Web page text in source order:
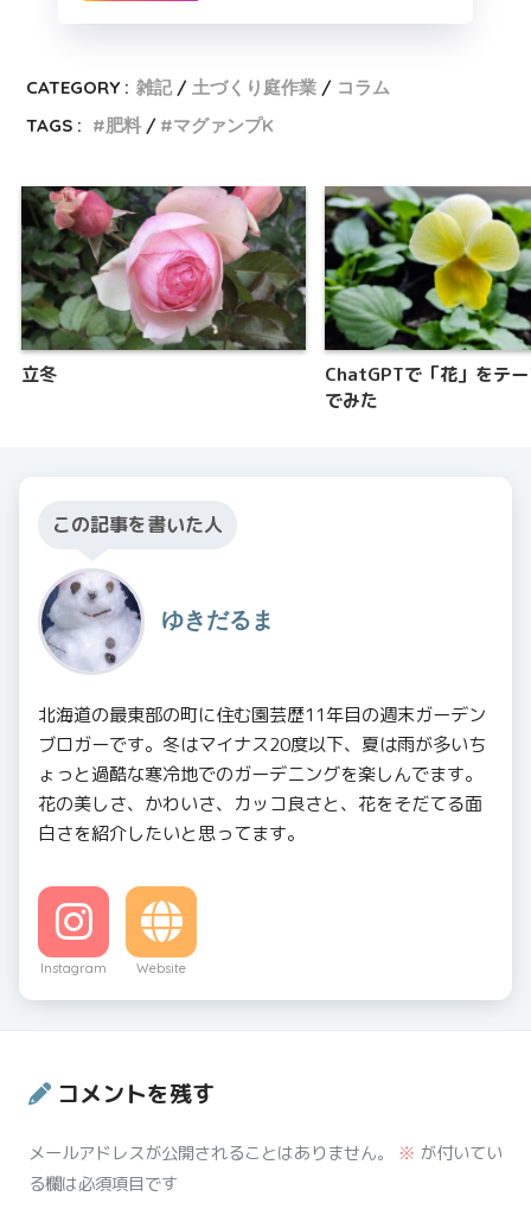
CATEGORY : 雑記 土づくり庭作業
コラム
TAGS :
肥料 マグァンプK
立冬
ChatGPTで「花」をテ
でみた
この記事を書いた人
ゆきだるま
北海道の最東部の町に住む園芸歴11年目の週末ガーデン
ブロガーです。冬はマイナス20度以下、夏は雨が多いち
ょっと過酷な寒冷地でのガーデニングを楽しんでます。
花の美しさ、かわいさ、カッコ良さと、花をそだてる面
白さを紹介したいと思ってます。
Instagram Website
コメントを残す
メールアドレスが公開されることはありません。 ※ が付いてい
る欄は必須項目です